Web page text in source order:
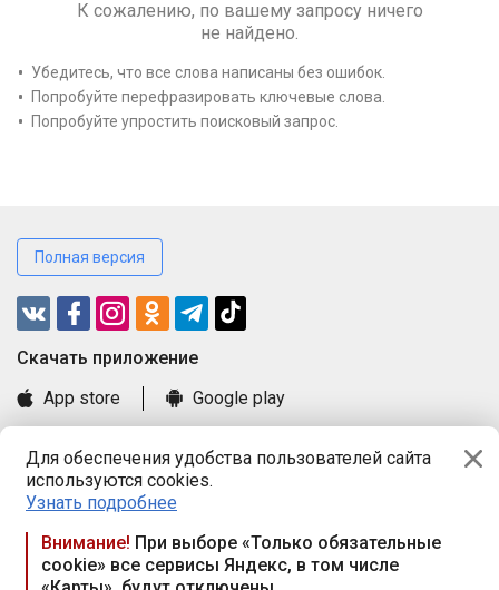
Для обеспечения удобства пользователей сайта
используются cookies.
Узнать подробнее
Внимание! При выборе «Только обязательные
cookie» все сервисы Яндекс, в том числе
К сожалению, по вашему запросу ничего
не найдено.
Убедитесь, что все слова написаны без ошибок.
Попробуйте перефразировать ключевые слова.
Попробуйте упростить поисковый запрос.
Полная версия
Cкачать приложение
App store
Google play
Книга замечаний и предложений
Правила и документы
Praca.by © 2000—2026, ООО «ПРАЦА БАЙ»
Республика Беларусь, 220114, г. Минск, пр-т Независимости
117а, пом. № 9.